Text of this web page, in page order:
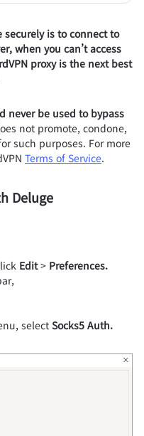
securely is to connect to
when you can’t access
proxy is the next best
never be used to bypass
not promote, condone,
such purposes. For more
Terms of Service.
Deluge
Edit> Preferences.
selectSocks5 Auth.